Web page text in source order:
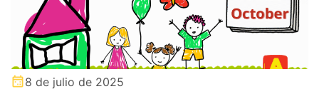
8 de julio de 2025